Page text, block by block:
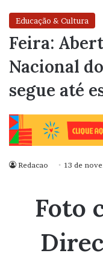
Educação & Cultura
Feira:
Nacional
segue até
Redacao 13 de
Foto